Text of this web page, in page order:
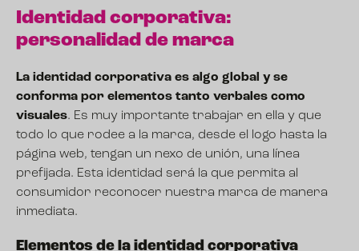
Identidad corporativa:
personalidad de marca
La identidad corporativa es algo global y se
conforma por elementos tanto verbales como
visuales. Es muy importante trabajar en ella y que
todo lo que rodee a la marca, desde el logo hasta la
página web, tengan un nexo de unión, una línea
prefijada. Esta identidad será la que permita al
consumidor reconocer nuestra marca de manera
inmediata.
Elementos de la identidad corporativa